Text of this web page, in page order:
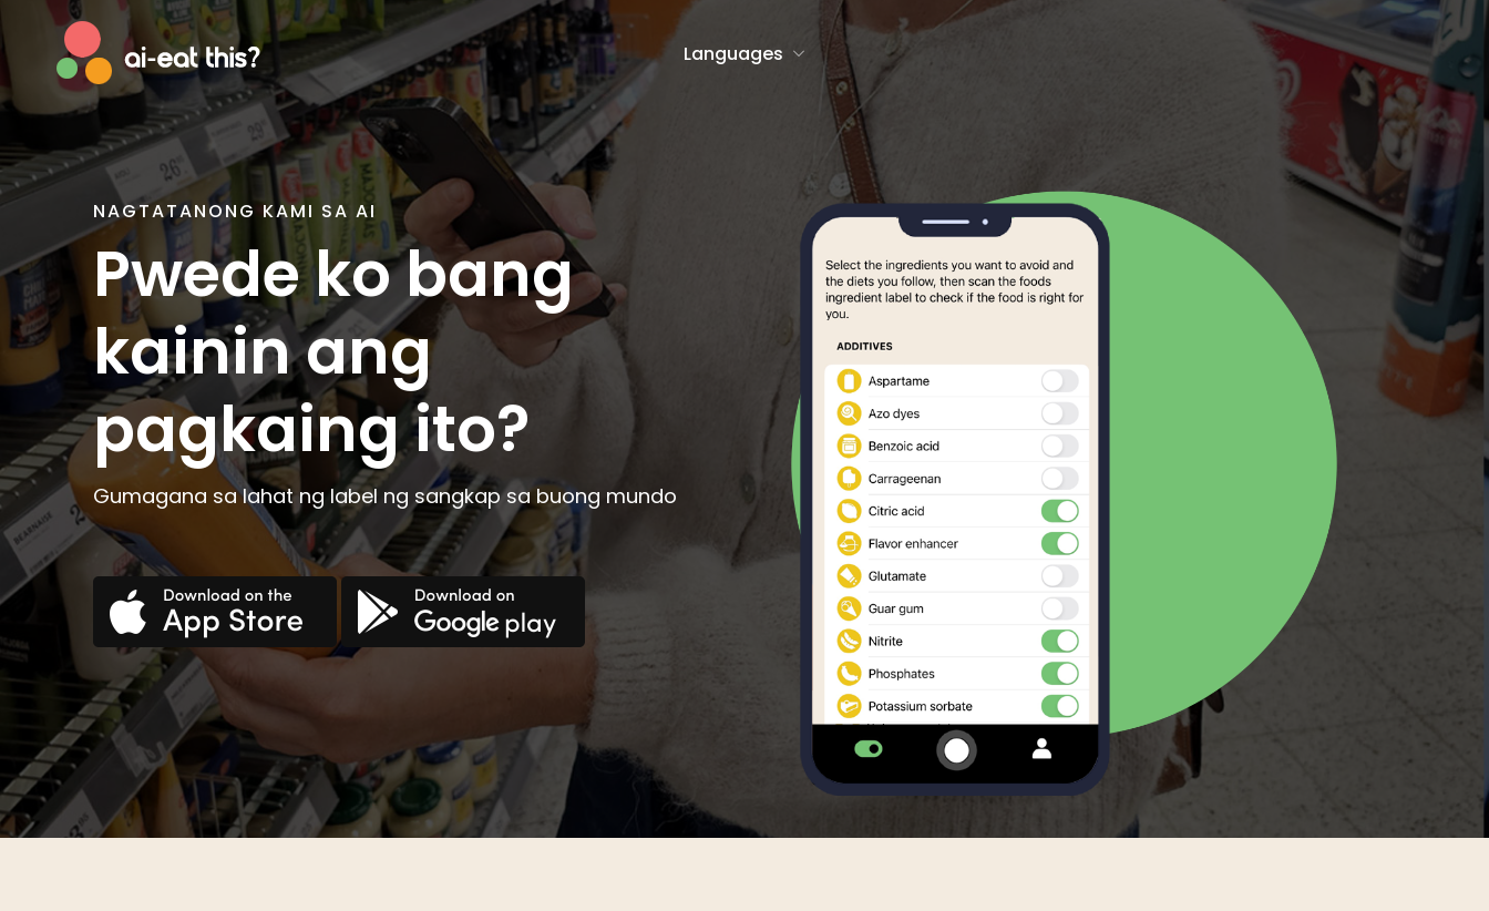
Languages
Afrikaans
Albanian
Basque
Bosnian
Breton
Catalan
Cornish
Corsican
Croatian
Czech
Danish
Dutch
English
Esperanto
Estonian
Faroese
Galician
German
Haitian Creole
Hindi
Hungarian
Luxembourgish
Malagasy
Maltese
Norwegian Bokmål
Occitan
Polish
Portuguese
Romanian
Samoan
Scots Gaelic
Slovene
NAGTATANONG KAMI SA AI
Pwede ko bang
kainin ang
pagkaing ito?
Gumagana sa lahat ng label ng sangkap sa buong mundo